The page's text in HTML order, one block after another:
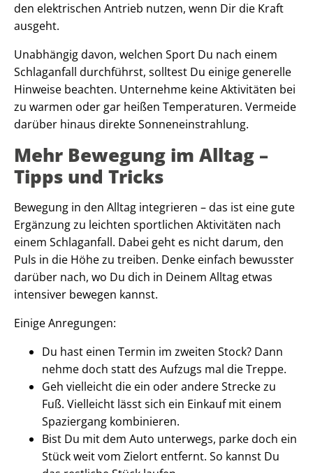
den elektrischen Antrieb nutzen, wenn Dir die Kraft
ausgeht.
Unabhängig davon, welchen Sport Du nach einem
Schlaganfall durchführst, solltest Du einige generelle
Hinweise beachten. Unternehme keine Aktivitäten bei
zu warmen oder gar heißen Temperaturen. Vermeide
darüber hinaus direkte Sonneneinstrahlung.
Mehr Bewegung im Alltag –
Tipps und Tricks
Bewegung in den Alltag integrieren – das ist eine gute
Ergänzung zu leichten sportlichen Aktivitäten nach
einem Schlaganfall. Dabei geht es nicht darum, den
Puls in die Höhe zu treiben. Denke einfach bewusster
darüber nach, wo Du dich in Deinem Alltag etwas
intensiver bewegen kannst.
Einige Anregungen:
Du hast einen Termin im zweiten Stock? Dann
nehme doch statt des Aufzugs mal die Treppe.
Geh vielleicht die ein oder andere Strecke zu
Fuß. Vielleicht lässt sich ein Einkauf mit einem
Spaziergang kombinieren.
Bist Du mit dem Auto unterwegs, parke doch ein
Stück weit vom Zielort entfernt. So kannst Du